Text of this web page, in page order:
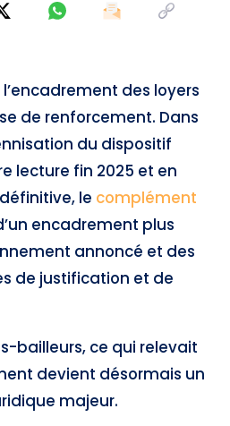
des loyers
de renforcement. Dans
du dispositif
lecture fin 2025 et en
le complément
encadrement plus
annoncé et des
de justification et de
bailleurs, ce qui relevait
devient désormais un
majeur.